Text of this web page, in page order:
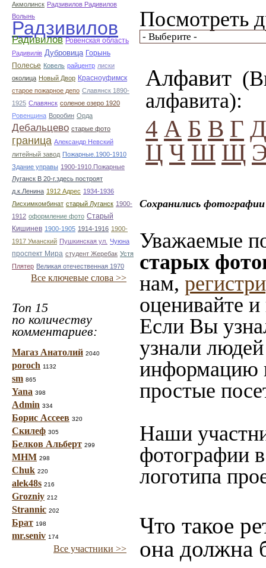
Акмолинск Радзивилов Радивилов
Волынь
Радзивилов
Радивилов Ровенская область
Радивилiв Дубровица Горынь
Полесье Ковель райцентр лиски
околица Новый Двор Красноуфимск
старое пожарное депо Славянск 1890-
1925 Славянск соленое озеро 1920
Ровенщина Воробин Орда
Дебальцево старые фото
граница Александр Невский
литейный завод Пожарные.1900-1910
Здание управы 1900-1910.Пожарные
Луганск В 20-г.здесь построят
д.к.Ленина 1912 Адрес 1934-1936
Лисхимкомбинат старый Луганск 1900-
1912 оформление фото Старый
Кишинев 1900-1905 1914-1916 1900-
1917 Уманский Пушкинская ул. Чуюна
проспект Мира студент Жеребак Устя
Плятер Великая отечественная 1970
Все ключевые слова >>
Топ 15
по количеству
комментариев:
Магаз Анатолий 2040
poroch 1132
sm 865
Yana 398
Admin 334
Борис Ассеев 320
Скилеф 305
Белков Альберт 299
МНМ 298
Chuk 220
alek48s 216
Grozniy 212
Strannic 202
Брат 198
mr.seniv 174
Все участники >>
Посмотреть
Алфавит
алфавита):
4 А Б В Г Д
Ц Ч Ш Щ
Сохранились
Уважаемые
старых
нам,
оценивайте
Если Вы
узнали
информацию
простые
Наши
фотографии
логотипа
Что такое
она должна